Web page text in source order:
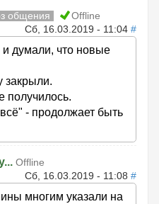
общения
Offline
Сб, 16.03.2019 - 11:04 #
думали, что новые
закрыли.
получилось.
- продолжает быть
Offline
Сб, 16.03.2019 - 11:08 #
многим указали на